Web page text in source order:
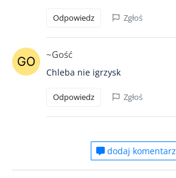
Odpowiedz Zgłoś
~Gość
Chleba nie igrzysk
Odpowiedz Zgłoś
dodaj komentarz